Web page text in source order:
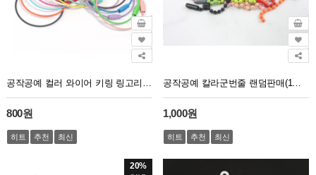
800원
히트 추천 최신
1,000원
히트 추천 최신
20%